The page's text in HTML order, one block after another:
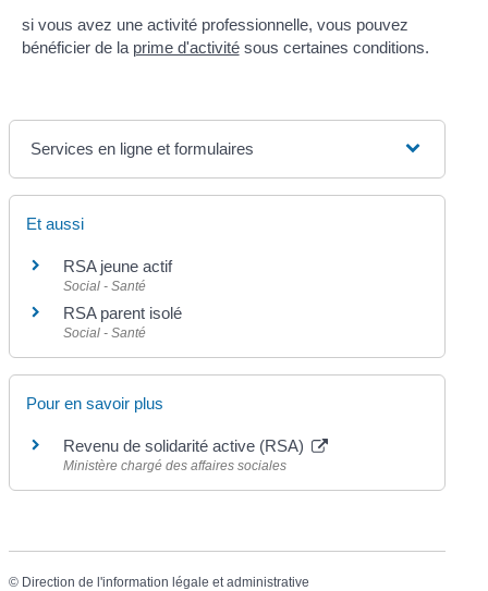
si vous avez une activité professionnelle, vous pouvez
bénéficier de la prime d'activitésous certaines conditions.
Services en ligne et formulaires
Et aussi
RSA jeune actif
Social - Santé
RSA parent isolé
Social - Santé
Pour en savoir plus
Revenu de solidarité active (RSA)
Ministère chargé des affaires sociales
© Direction de l'information légale et administrative